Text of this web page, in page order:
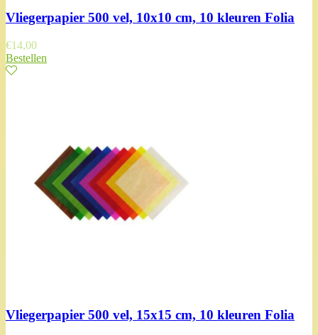
Vliegerpapier 500 vel, 10x10 cm, 10 kleuren Folia
€14,00
Bestellen
Vliegerpapier 500 vel, 15x15 cm, 10 kleuren Folia